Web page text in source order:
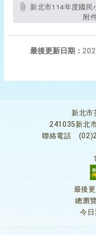
附
最後更新日期：
新北市
241035新北
聯絡電話
最後
總瀏
今